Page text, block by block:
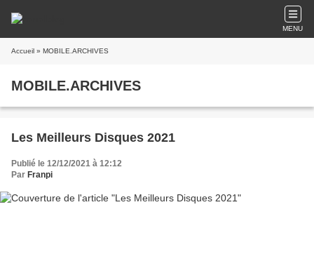
MENU
Accueil » MOBILE.ARCHIVES
MOBILE.ARCHIVES
Les Meilleurs Disques 2021
Publié le 12/12/2021 à 12:12
Par Franpi